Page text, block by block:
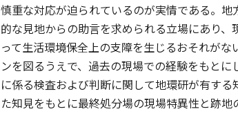
慎重な対応が迫られているのが実情である。
的な見地からの助言を求められる立場にあり
って生活環境保全上の支障を生じるおそれが
ンを図るうえで、過去の現場での経験をもと
に係る検査および判断に関して地環研が有す
た知見をもとに最終処分場の現場特異性と跡